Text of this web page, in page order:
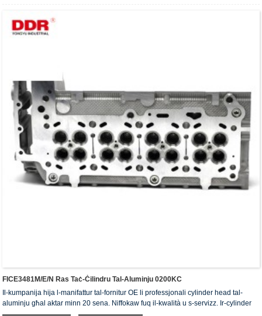
FICE3481M/E/N Ras Taċ-Ċilindru Tal-Aluminju 0200KC
Il-kumpanija hija l-manifattur tal-fornitur OE li professjonali cylinder head tal-
aluminju għal aktar minn 20 sena. Niffokaw fuq il-kwalità u s-servizz. Ir-cylinder
head jiksbu ċ-ċertifikat ta' awtentikazzjoni ISO16949, "ir-ras taċ-ċilindru b'siġillar